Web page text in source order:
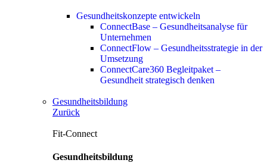
Gesundheitskonzepte entwickeln
ConnectBase – Gesundheitsanalyse für
Unternehmen
ConnectFlow – Gesundheitsstrategie in der
Umsetzung
ConnectCare360 Begleitpaket –
Gesundheit strategisch denken
Gesundheitsbildung
Zurück
Fit-Connect
Gesundheitsbildung